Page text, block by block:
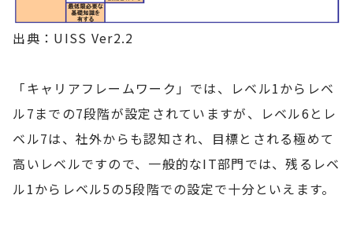
出典：UISS Ver2.2
「キャリアフレームワーク」では、レベル1からレベ
ル7までの7段階が設定されていますが、レベル6とレ
ベル7は、社外からも認知され、目標とされる極めて
高いレベルですので、一般的なIT部門では、残るレベ
ル1からレベル5の5段階での設定で十分といえます。